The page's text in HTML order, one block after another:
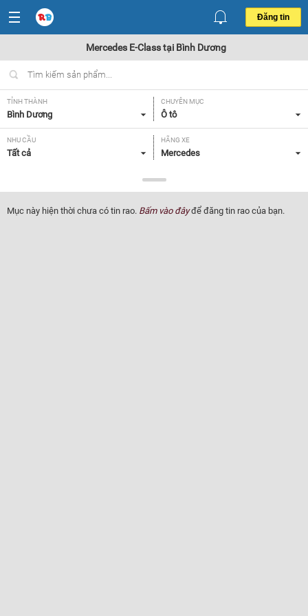
Đăng tin
Mercedes E-Class tại Bình Dương
TỈNH THÀNH
Bình Dương
CHUYÊN MỤC
Ô tô
NHU CẦU
Tất cả
HÃNG XE
Mercedes
E-Class
NĂM SẢN XUẤT
Tất cả
GIÁ XE XUẤT XỨ
Mục này hiện thời chưa có tin rao. Bấm vào đâyđể đăng tin rao của bạn.